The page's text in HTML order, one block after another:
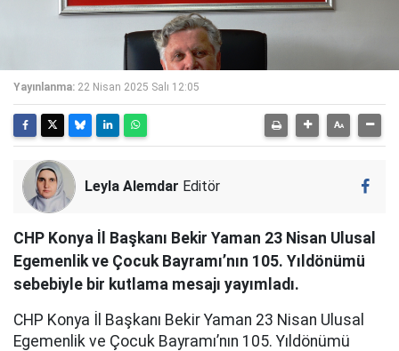
Yayınlanma: 22 Nisan 2025 Salı 12:05
Leyla Alemdar Editör
CHP Konya İl Başkanı Bekir Yaman 23 Nisan Ulusal
Egemenlik ve Çocuk Bayramı’nın 105. Yıldönümü
sebebiyle bir kutlama mesajı yayımladı.
CHP Konya İl Başkanı Bekir Yaman 23 Nisan Ulusal
Egemenlik ve Çocuk Bayramı’nın 105. Yıldönümü